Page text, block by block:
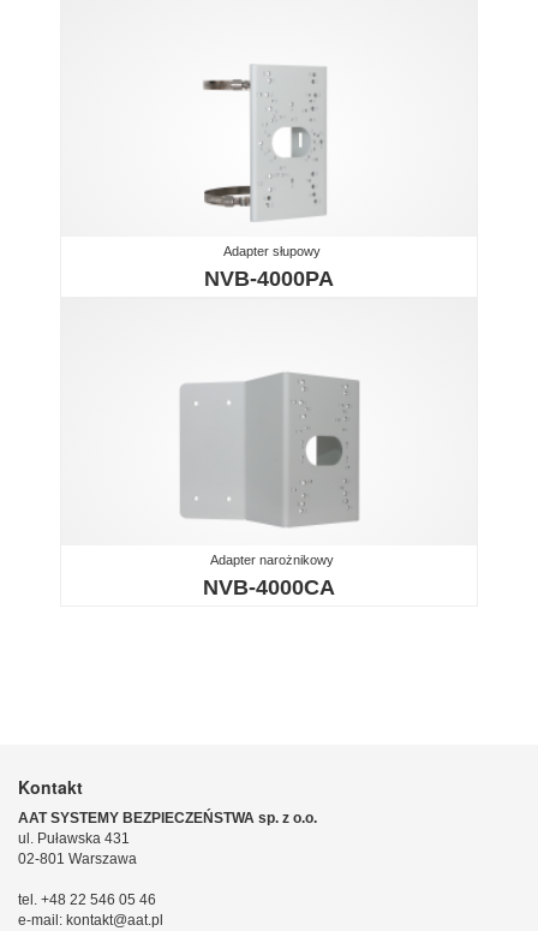
Adapter słupowy
NVB-4000PA
Adapter narożnikowy
NVB-4000CA
Kontakt
AAT SYSTEMY BEZPIECZEŃSTWA sp. z o.o.
ul. Puławska 431
02-801 Warszawa
tel. +48 22 546 05 46
e-mail: kontakt@aat.pl